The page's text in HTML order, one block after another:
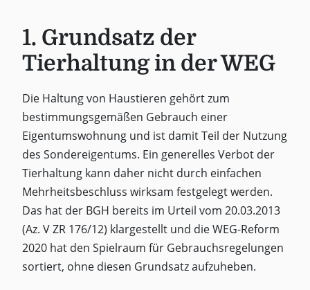
1. Grundsatz der
Tierhaltung in der WEG
Die Haltung von Haustieren gehört zum
bestimmungsgemäßen Gebrauch einer
Eigentumswohnung und ist damit Teil der Nutzung
des Sondereigentums. Ein generelles Verbot der
Tierhaltung kann daher nicht durch einfachen
Mehrheitsbeschluss wirksam festgelegt werden.
Das hat der BGH bereits im Urteil vom 20.03.2013
(Az. V ZR 176/12) klargestellt und die WEG-Reform
2020 hat den Spielraum für Gebrauchsregelungen
sortiert, ohne diesen Grundsatz aufzuheben.